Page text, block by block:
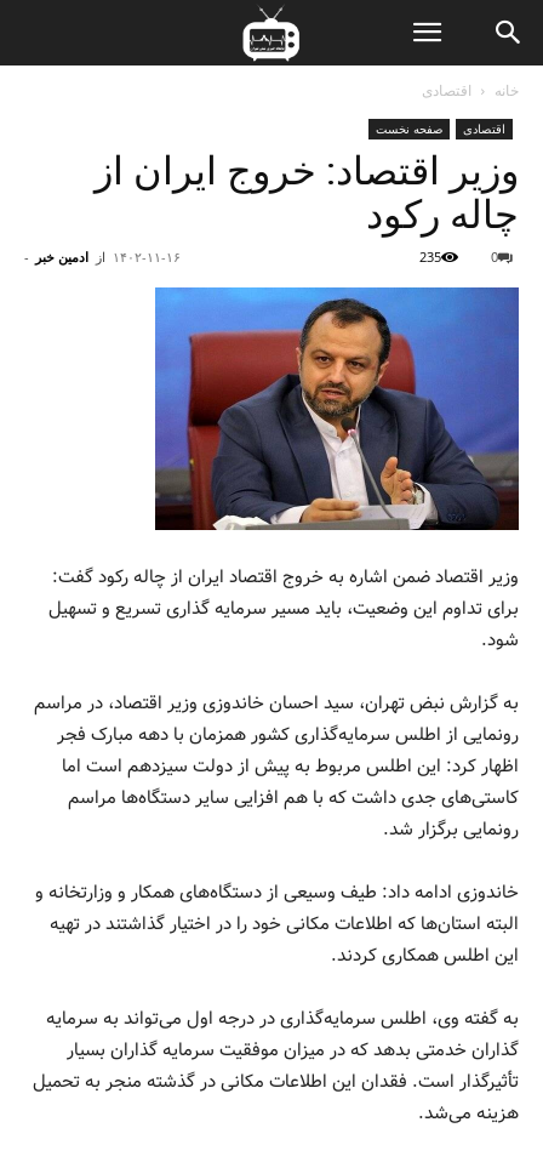
خانه اقتصادی
اقتصادی صفحه نخست
وزیر اقتصاد: خروج ایران از
چاله رکود
از ادمین خبر - ۱۴۰۲-۱۱-۱۶ 0
235
وزیر اقتصاد ضمن اشاره به خروج اقتصاد ایران از چاله رکود گفت:
برای تداوم این وضعیت، باید مسیر سرمایه گذاری تسریع و تسهیل
شود.
به گزارش نبض تهران، سید احسان خاندوزی وزیر اقتصاد، در مراسم
رونمایی از اطلس سرمایه‌گذاری کشور همزمان با دهه مبارک فجر
اظهار کرد: این اطلس مربوط به پیش از دولت سیزدهم است اما
کاستی‌های جدی داشت که با هم افزایی سایر دستگاه‌ها مراسم
رونمایی برگزار شد.
خاندوزی ادامه داد: طیف وسیعی از دستگاه‌های همکار و وزارتخانه و
البته استان‌ها که اطلاعات مکانی خود را در اختیار گذاشتند در تهیه
این اطلس همکاری کردند.
به گفته وی، اطلس سرمایه‌گذاری در درجه اول می‌تواند به سرمایه
گذاران خدمتی بدهد که در میزان موفقیت سرمایه گذاران بسیار
تأثیرگذار است. فقدان این اطلاعات مکانی در گذشته منجر به تحمیل
هزینه می‌شد.